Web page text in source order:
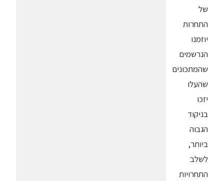
של
התחרות
יוזמנו
הנרשמים
שהמתכונים
שהעלו
יזכו
בניקוד
הגבוה
ביותר,
לשלב
התחרויות